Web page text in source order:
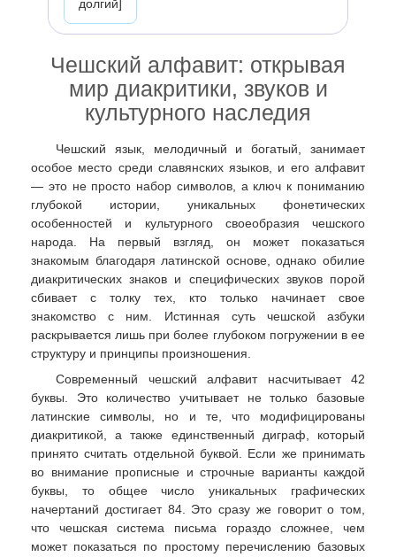
долгий]
Чешский алфавит: открывая
мир диакритики, звуков и
культурного наследия
Чешский язык, мелодичный и богатый, занимает
особое место среди славянских языков, и его алфавит
— это не просто набор символов, а ключ к пониманию
глубокой истории, уникальных фонетических
особенностей и культурного своеобразия чешского
народа. На первый взгляд, он может показаться
знакомым благодаря латинской основе, однако обилие
диакритических знаков и специфических звуков порой
сбивает с толку тех, кто только начинает свое
знакомство с ним. Истинная суть чешской азбуки
раскрывается лишь при более глубоком погружении в ее
структуру и принципы произношения.
Современный чешский алфавит насчитывает 42
буквы. Это количество учитывает не только базовые
латинские символы, но и те, что модифицированы
диакритикой, а также единственный диграф, который
принято считать отдельной буквой. Если же принимать
во внимание прописные и строчные варианты каждой
буквы, то общее число уникальных графических
начертаний достигает 84. Это сразу же говорит о том,
что чешская система письма гораздо сложнее, чем
может показаться по простому перечислению базовых